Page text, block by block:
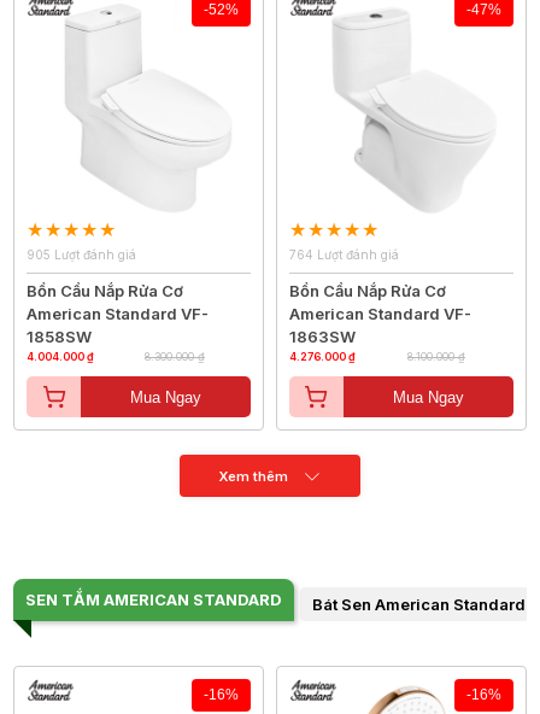
-52%
905 Lượt đánh giá
Bồn Cầu Nắp Rửa Cơ
American Standard VF-
1858SW
4.004.000 ₫ 8.300.000 ₫
Mua Ngay
-47%
764 Lượt đánh giá
Bồn Cầu Nắp Rửa Cơ
American Standard VF-
1863SW
4.276.000 ₫ 8.100.000 ₫
Mua Ngay
Xem thêm
SEN TẮM AMERICAN STANDARD Bát Sen American Standard
-16% -16%